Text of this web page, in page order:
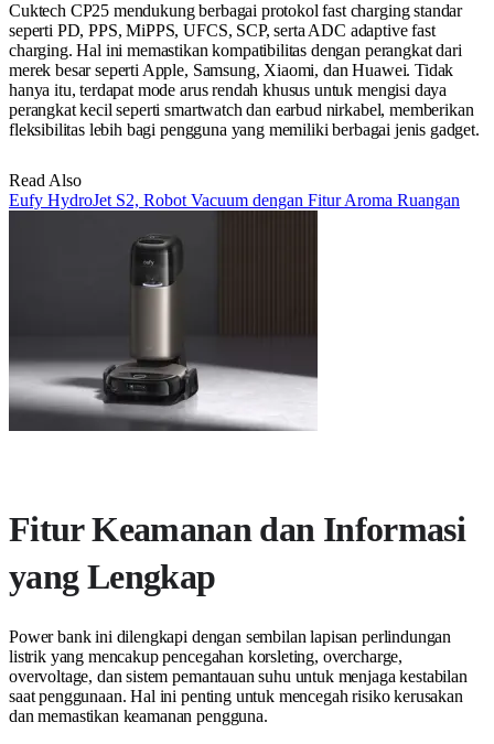
Cuktech CP25 mendukung berbagai protokol fast charging standar
seperti PD, PPS, MiPPS, UFCS, SCP, serta ADC adaptive fast
charging. Hal ini memastikan kompatibilitas dengan perangkat dari
merek besar seperti Apple, Samsung, Xiaomi, dan Huawei. Tidak
hanya itu, terdapat mode arus rendah khusus untuk mengisi daya
perangkat kecil seperti smartwatch dan earbud nirkabel, memberikan
fleksibilitas lebih bagi pengguna yang memiliki berbagai jenis gadget.
Read Also
Eufy HydroJet S2, Robot Vacuum dengan Fitur Aroma Ruangan
Fitur Keamanan dan Informasi
yang Lengkap
Power bank ini dilengkapi dengan sembilan lapisan perlindungan
listrik yang mencakup pencegahan korsleting, overcharge,
overvoltage, dan sistem pemantauan suhu untuk menjaga kestabilan
saat penggunaan. Hal ini penting untuk mencegah risiko kerusakan
dan memastikan keamanan pengguna.